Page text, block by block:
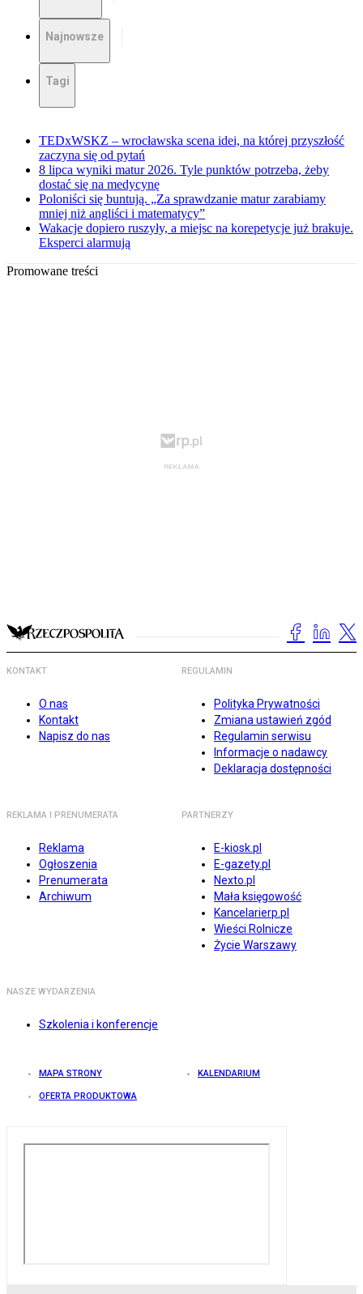
Najnowsze
Tagi
TEDxWSKZ – wrocławska scena idei, na której przyszłość
zaczyna się od pytań
8 lipca wyniki matur 2026. Tyle punktów potrzeba, żeby
dostać się na medycynę
Poloniści się buntują. „Za sprawdzanie matur zarabiamy
mniej niż angliści i matematycy”
Wakacje dopiero ruszyły, a miejsc na korepetycje już brakuje.
Eksperci alarmują
Promowane treści
KONTAKT
O nas
Kontakt
Napisz do nas
REGULAMIN
Polityka Prywatności
Zmiana ustawień zgód
Regulamin serwisu
Informacje o nadawcy
Deklaracja dostępności
REKLAMA I PRENUMERATA
Reklama
Ogłoszenia
Prenumerata
Archiwum
PARTNERZY
E-kiosk.pl
E-gazety.pl
Nexto.pl
Mała księgowość
Kancelarierp.pl
Wieści Rolnicze
Życie Warszawy
NASZE WYDARZENIA
Szkolenia i konferencje
MAPA STRONY KALENDARIUM
OFERTA PRODUKTOWA